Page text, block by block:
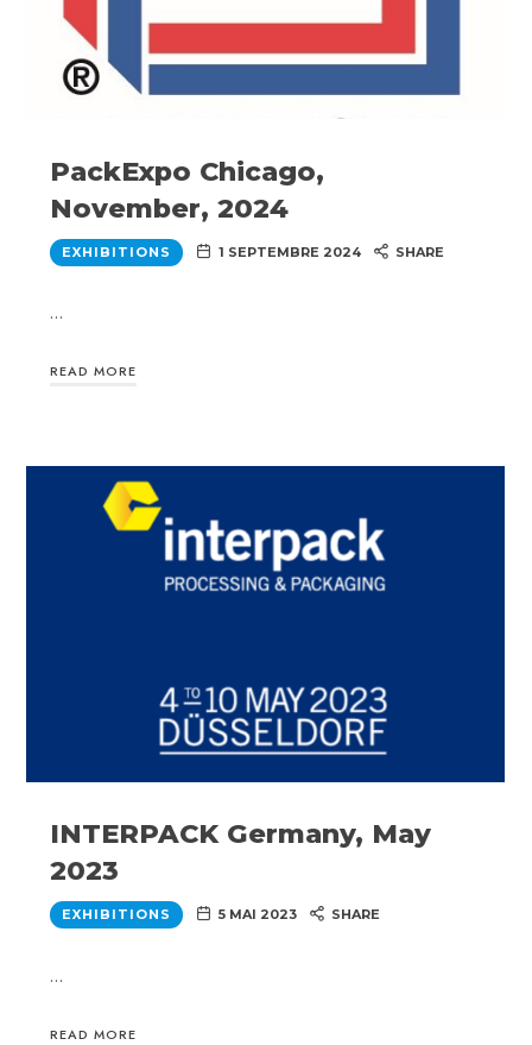
PackExpo Chicago,
November, 2024
EXHIBITIONS 1 SEPTEMBRE 2024 SHARE
…
READ MORE
INTERPACK Germany, May
2023
EXHIBITIONS 5 MAI 2023 SHARE
…
READ MORE